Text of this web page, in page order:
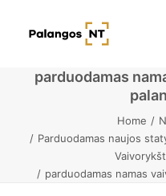
Butai
Namai / Kotedžai
parduodamas
Home
Parduodamas naujos
parduodamas namas